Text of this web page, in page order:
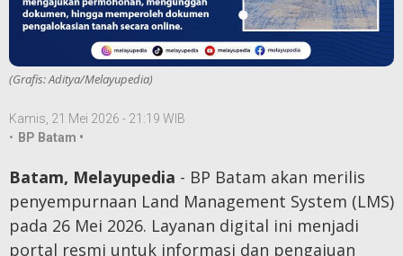
(Grafis: Aditya/Melayupedia)
Kamis, 21 Mei 2026 - 21:19 WIB
• BP Batam •
Batam, Melayupedia - BP Batam akan merilis
penyempurnaan Land Management System (LMS)
pada 26 Mei 2026. Layanan digital ini menjadi
portal resmi untuk informasi dan pengajuan